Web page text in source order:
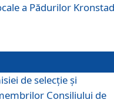
a Pădurilor
de selecție și
Consiliului de